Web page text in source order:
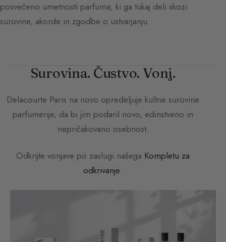
posvečeno umetnosti parfuma, ki ga tukaj deli skozi
surovine, akorde in zgodbe o ustvarjanju.
Surovina. Čustvo. Vonj.
Delacourte Paris na novo opredeljuje kultne surovine
parfumerije, da bi jim podaril novo, edinstveno in
nepričakovano osebnost.
Odkrijte vonjave po zaslugi našega Kompletu za
odkrivanje.